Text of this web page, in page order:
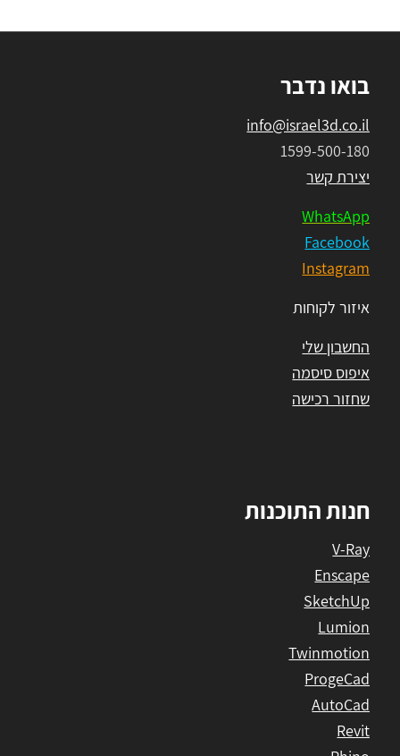
בואו נדבר
info@israel3d.co.il
1599-500-180
יצירת קשר
WhatsApp
Facebook
Instagram
איזור לקוחות
החשבון שלי
איפוס סיסמה
שחזור רכישה
חנות התוכנות
V-Ray
Enscape
SketchUp
Lumion
Twinmotion
ProgeCad
AutoCad
Revit